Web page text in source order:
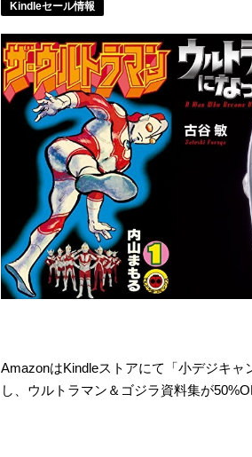
Kindleセール情報
AmazonはKindleストアにて「小デジキ
し、ウルトラマン＆ゴジラ資料集が